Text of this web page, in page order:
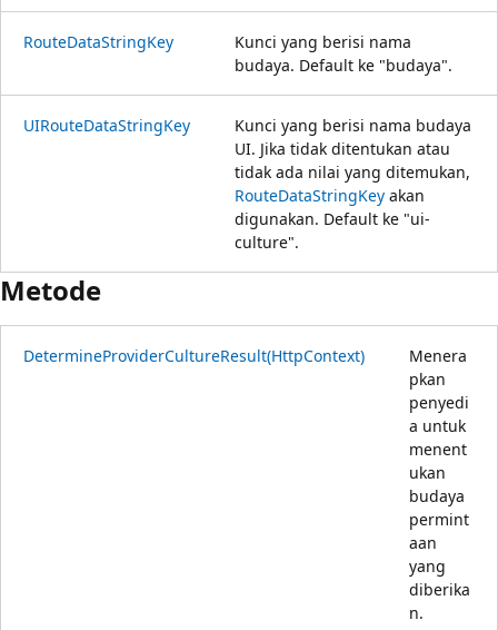
RouteDataStringKey
Kunci yang berisi nama
budaya. Default ke "budaya".
UIRouteDataStringKey
Kunci yang berisi nama budaya
UI. Jika tidak ditentukan atau
tidak ada nilai yang ditemukan,
RouteDataStringKey akan
digunakan. Default ke "ui-
culture".
Metode
DetermineProviderCultureResult(HttpContext)
Menera
pkan
penyedi
a untuk
menent
ukan
budaya
permint
aan
yang
diberika
n.